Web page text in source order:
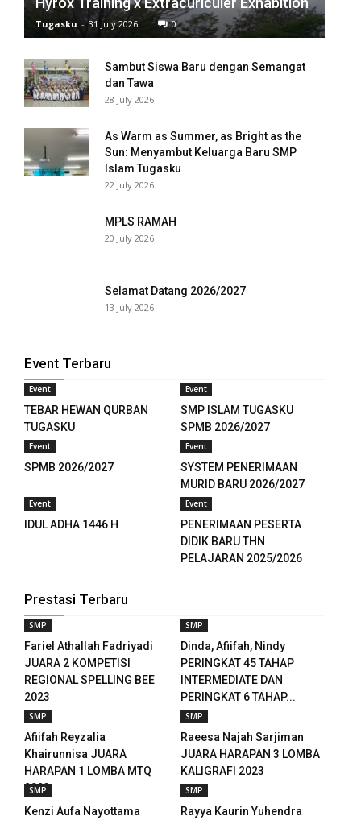
panel
panel
panel
panel
panel
panel
panel
panel
panel
panel
panel
panel
panel
panel
panel
Tugasku - 31 July 2026 0
Sambut Siswa Baru dengan Semangat
dan Tawa
28 July 2026
As Warm as Summer, as Bright as the
Sun: Menyambut Keluarga Baru SMP
Islam Tugasku
22 July 2026
MPLS RAMAH
20 July 2026
Selamat Datang 2026/2027
13 July 2026
Event Terbaru
Event
TEBAR HEWAN QURBAN
TUGASKU
Event
SMP ISLAM TUGASKU
SPMB 2026/2027
Event
SPMB 2026/2027
Event
SYSTEM PENERIMAAN
MURID BARU 2026/2027
Event
IDUL ADHA 1446 H
Event
PENERIMAAN PESERTA
DIDIK BARU THN
PELAJARAN 2025/2026
Prestasi Terbaru
SMP
Fariel Athallah Fadriyadi
JUARA 2 KOMPETISI
REGIONAL SPELLING BEE
2023
SMP
Dinda, Afiifah, Nindy
PERINGKAT 45 TAHAP
INTERMEDIATE DAN
PERINGKAT 6 TAHAP...
SMP
Afiifah Reyzalia
Khairunnisa JUARA
HARAPAN 1 LOMBA MTQ
2023
SMP
Raeesa Najah Sarjiman
JUARA HARAPAN 3 LOMBA
KALIGRAFI 2023
SMP
Kenzi Aufa Nayottama
SMP
Rayya Kaurin Yuhendra